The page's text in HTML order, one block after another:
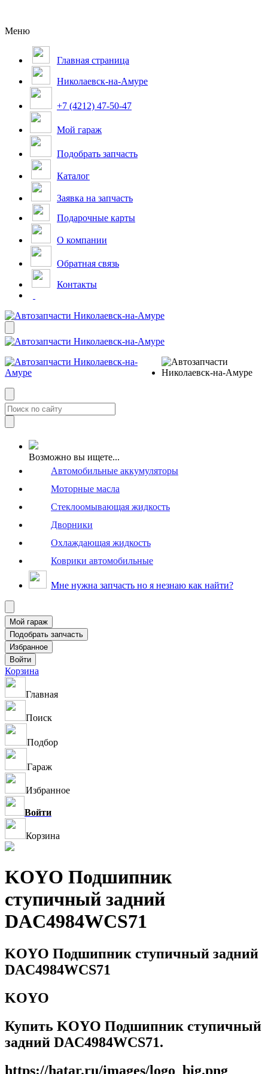
Меню
Главная страница
Николаевск-на-Амуре
+7 (4212) 47-50-47
Мой гараж
Подобрать запчасть
Каталог
Заявка на запчасть
Подарочные карты
О компании
Обратная связь
Контакты
Возможно вы ищете...
Автомобильные аккумуляторы
Моторные масла
Стеклоомывающая жидкость
Дворники
Охлаждающая жидкость
Коврики автомобильные
Мне нужна запчасть но я незнаю как найти?
Корзина
Главная
Поиск
Подбор
Гараж
Избранное
Войти
Корзина
KOYO Подшипник
ступичный задний
DAC4984WCS71
KOYO Подшипник ступичный задний
DAC4984WCS71
KOYO
Купить KOYO Подшипник ступичный
задний DAC4984WCS71.
https://hatar.ru/images/logo_big.png